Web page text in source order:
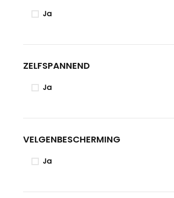
Ja
ZELFSPANNEND
Ja
VELGENBESCHERMING
Ja